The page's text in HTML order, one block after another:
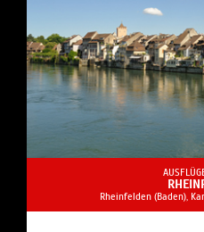
Rheinfelden (Baden),